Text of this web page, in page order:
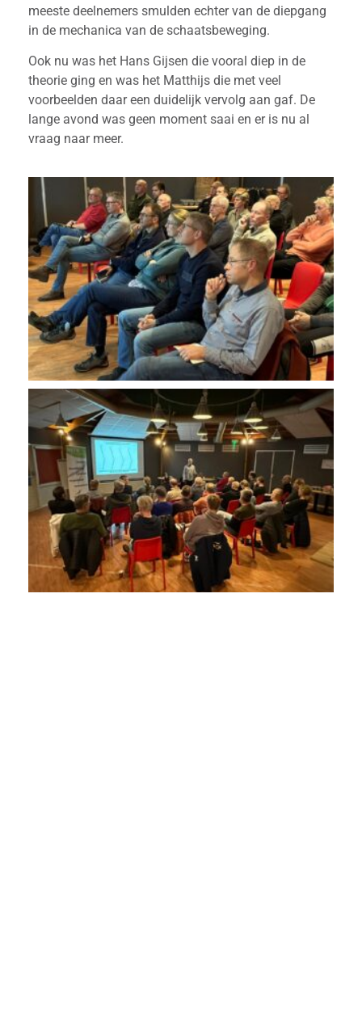
meeste deelnemers smulden echter van de diepgang
in de mechanica van de schaatsbeweging.
Ook nu was het Hans Gijsen die vooral diep in de
theorie ging en was het Matthijs die met veel
voorbeelden daar een duidelijk vervolg aan gaf. De
lange avond was geen moment saai en er is nu al
vraag naar meer.